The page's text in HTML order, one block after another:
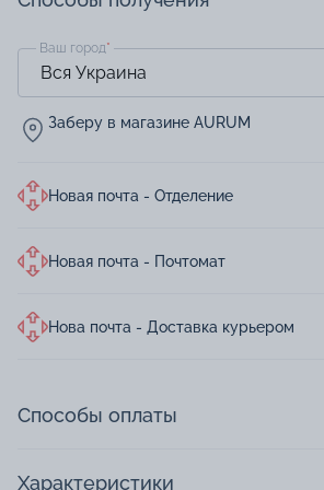
Ваш город*
Заберу в магазине AURUM
Новая почта - Отделение
Новая почта - Почтомат
Нова почта - Доставка курьером
Способы оплаты
Характеристики